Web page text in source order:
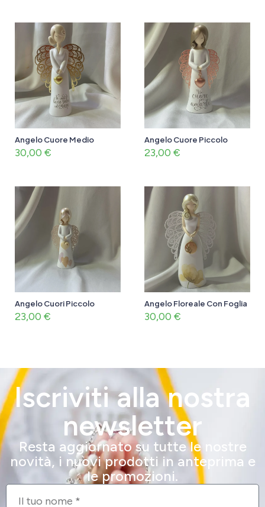
Angelo Cuore Medio
30,00 €
Angelo Cuore Piccolo
23,00 €
Angelo Cuori Piccolo
23,00 €
Angelo Floreale Con Foglia
30,00 €
Iscriviti alla nostra
newsletter
Resta aggiornato su tutte le nostre
novità, i nuovi prodotti in anteprima e
le promozioni.